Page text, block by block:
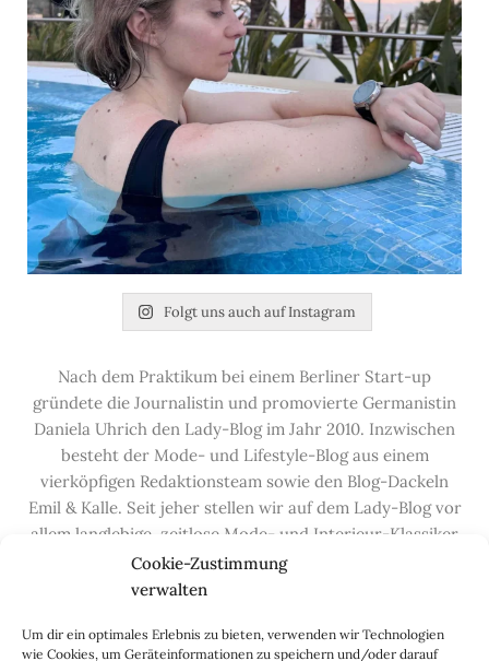
Cookie-Zustimmung
verwalten
Um dir ein optimales Erlebnis zu bieten, verwenden wir Technologien
wie Cookies, um Geräteinformationen zu speichern und/oder darauf
Folgt uns auch auf Instagram
Nach dem Praktikum bei einem Berliner Start-up
gründete die Journalistin und promovierte Germanistin
Daniela Uhrich den Lady-Blog im Jahr 2010. Inzwischen
besteht der Mode- und Lifestyle-Blog aus einem
vierköpfigen Redaktionsteam sowie den Blog-Dackeln
Emil & Kalle. Seit jeher stellen wir auf dem Lady-Blog vor
allem langlebige, zeitlose Mode- und Interieur-Klassiker
vor, die hochwertig verarbeitet und unter guten
Bedingungen hergestellt wurden – gerne „Made in
Handwerksberufe und kleine feine Firmen, denen wir